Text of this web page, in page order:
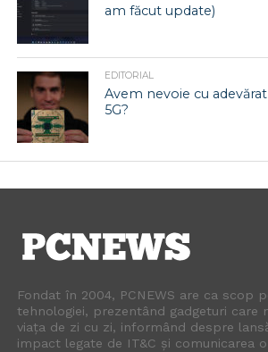
am făcut update)
EDITORIAL
Avem nevoie cu
5G?
Fondat în 2004, PCNEWS are ca scop
tehnologiei, prezentând gadgeturi care
viața de zi cu zi, informând despre
impact legate de IT&C și comunicarea